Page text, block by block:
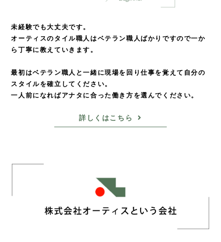
未経験でも大丈夫です。
オーティスのタイル職人はベテラン職人ばかりですので一か
ら丁寧に教えていきます。
最初はベテラン職人と一緒に現場を回り仕事を覚えて 自分の
スタイルを確立してください。
一人前になればアナタに合った働き方を選んでください。
詳しくはこちら